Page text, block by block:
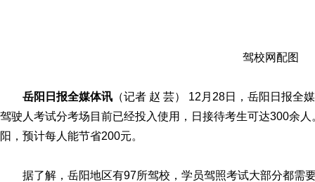
驾校网配图
岳阳日报全媒体讯 （记者 赵 芸） 12月28日，岳阳日报全
驾驶人考试分考场目前已经投入使用，日接待考生可达300余
阳，预计每人能节省200元。
据了解，岳阳地区有97所驾校，学员驾照考试大部分都需